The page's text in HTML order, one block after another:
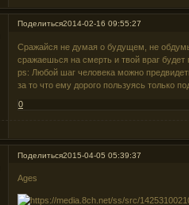
Поделиться2014-02-16 09:55:27
Сражайся не думая о будущем, не
сражаешься на смерть и твой враг будет
ps: Любой шаг человека можно
за то что ему дорого пользуясь только
0
Поделиться2015-04-05 05:39:37
Ages